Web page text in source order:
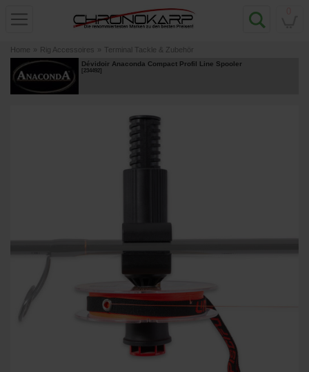
Home » Rig Accessoires » Terminal Tackle & Zubehör
Dévidoir Anaconda Compact Profil Line Spooler
[234492]